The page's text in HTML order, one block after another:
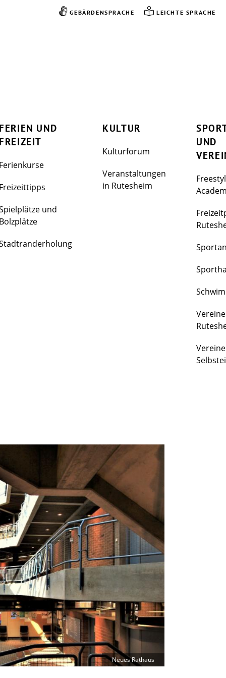
GEBÄRDENSPRACHE LEICHTE SPRACHE
UND
und
KULTUR
Kulturforum
Veranstaltungen
in Rutesheim
UND
Vereine
Neues Rathaus